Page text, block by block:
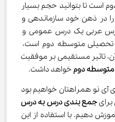
دوم است تا بتوانید حجم بسیار
در ذهن خود سازماندهی و
درس عربی یک درس عمومی و
متوسطه دوم است،
اصولی آن، تاثیر مستقیمی بر موفقیت
متوسطه دوم خواهد داشت.
آی نو همراهتان خواهیم بود
جمع بندی درس به درس
دهیم. با استفاده از این